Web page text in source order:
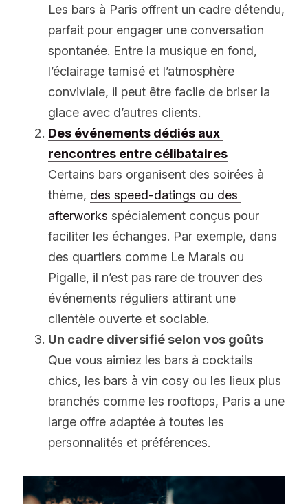
Les bars à Paris offrent un cadre détendu,
parfait pour engager une conversation
spontanée. Entre la musique en fond,
l’éclairage tamisé et l’atmosphère
conviviale, il peut être facile de briser la
glace avec d’autres clients.
Des événements dédiés aux
rencontres entre célibataires
Certains bars organisent des soirées à
thème, des speed-datings ou des
afterworks spécialement conçus pour
faciliter les échanges. Par exemple, dans
des quartiers comme Le Marais ou
Pigalle, il n’est pas rare de trouver des
événements réguliers attirant une
clientèle ouverte et sociable.
Un cadre diversifié selon vos goûts
Que vous aimiez les bars à cocktails
chics, les bars à vin cosy ou les lieux plus
branchés comme les rooftops, Paris a une
large offre adaptée à toutes les
personnalités et préférences.